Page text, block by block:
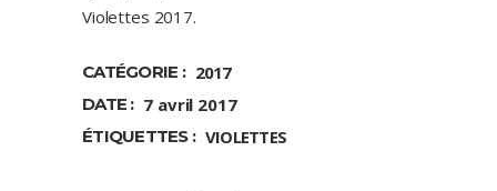
Violettes 2017.
CATÉGORIE : 2017
DATE : 7 avril 2017
ÉTIQUETTES : VIOLETTES